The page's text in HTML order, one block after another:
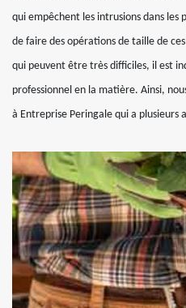
qui empêchent les intrusions dans
de faire des opérations de taille de
qui peuvent être très difficiles, il est
professionnel en la matière. Ainsi,
à Entreprise Peringale qui a plusieurs